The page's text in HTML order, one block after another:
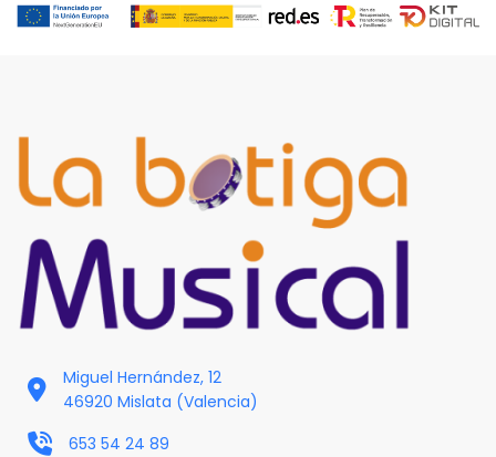
Miguel Hernández, 12
46920 Mislata (Valencia)
653 54 24 89